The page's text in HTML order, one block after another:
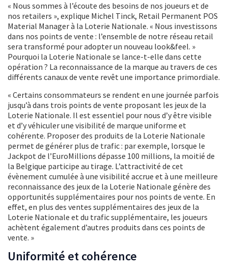
« Nous sommes à l’écoute des besoins de nos joueurs et de
nos retailers », explique Michel Tinck, Retail Permanent POS
Material Manager à la Loterie Nationale. « Nous investissons
dans nos points de vente : l’ensemble de notre réseau retail
sera transformé pour adopter un nouveau look&feel. »
Pourquoi la Loterie Nationale se lance-t-elle dans cette
opération ? La reconnaissance de la marque au travers de ces
différents canaux de vente revêt une importance primordiale.
« Certains consommateurs se rendent en une journée parfois
jusqu’à dans trois points de vente proposant les jeux de la
Loterie Nationale. Il est essentiel pour nous d’y être visible
et d’y véhiculer une visibilité de marque uniforme et
cohérente. Proposer des produits de la Loterie Nationale
permet de générer plus de trafic : par exemple, lorsque le
Jackpot de l’EuroMillions dépasse 100 millions, la moitié de
la Belgique participe au tirage. L’attractivité de cet
évènement cumulée à une visibilité accrue et à une meilleure
reconnaissance des jeux de la Loterie Nationale génère des
opportunités supplémentaires pour nos points de vente. En
effet, en plus des ventes supplémentaires des jeux de la
Loterie Nationale et du trafic supplémentaire, les joueurs
achètent également d’autres produits dans ces points de
vente. »
Uniformité et cohérence